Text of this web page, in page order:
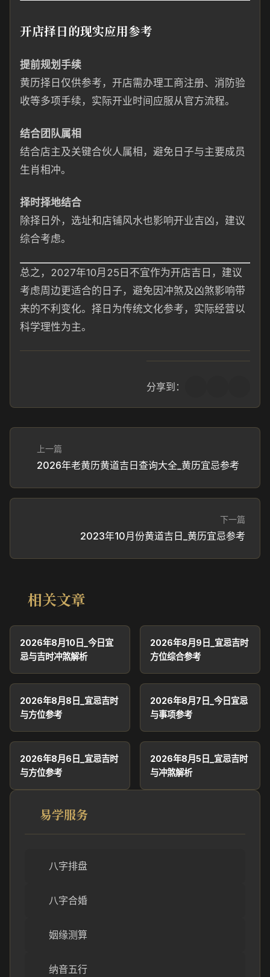
开店择日的现实应用参考
提前规划手续
黄历择日仅供参考，开店需办理工商注册、消防验
收等多项手续，实际开业时间应服从官方流程。
结合团队属相
结合店主及关键合伙人属相，避免日子与主要成员
生肖相冲。
择时择地结合
除择日外，选址和店铺风水也影响开业吉凶，建议
综合考虑。
总之，2027年10月25日不宜作为开店吉日，建议
考虑周边更适合的日子，避免因冲煞及凶煞影响带
来的不利变化。择日为传统文化参考，实际经营以
科学理性为主。
分享到：
上一篇
2026年老黄历黄道吉日查询大全_黄历宜忌参考
下一篇
2023年10月份黄道吉日_黄历宜忌参考
相关文章
2026年8月10日_今日宜
忌与吉时冲煞解析
2026年8月9日_宜忌吉时
方位综合参考
2026年8月8日_宜忌吉时
与方位参考
2026年8月7日_今日宜忌
与事项参考
2026年8月6日_宜忌吉时
与方位参考
2026年8月5日_宜忌吉时
与冲煞解析
易学服务
八字排盘
八字合婚
姻缘测算
纳音五行